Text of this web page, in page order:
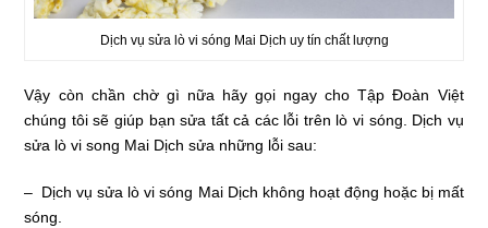
Dịch vụ sửa lò vi sóng Mai Dịch uy tín chất lượng
Vậy còn chần chờ gì nữa hãy gọi ngay cho Tập Đoàn Việt
chúng tôi sẽ giúp bạn sửa tất cả các lỗi trên lò vi sóng. Dịch vụ
sửa lò vi song Mai Dịch sửa những lỗi sau:
– Dịch vụ sửa lò vi sóng Mai Dịch không hoạt động hoặc bị mất
sóng.